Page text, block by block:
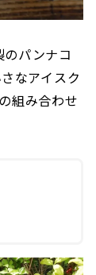
パンナコ
なアイスク
組み合わせ